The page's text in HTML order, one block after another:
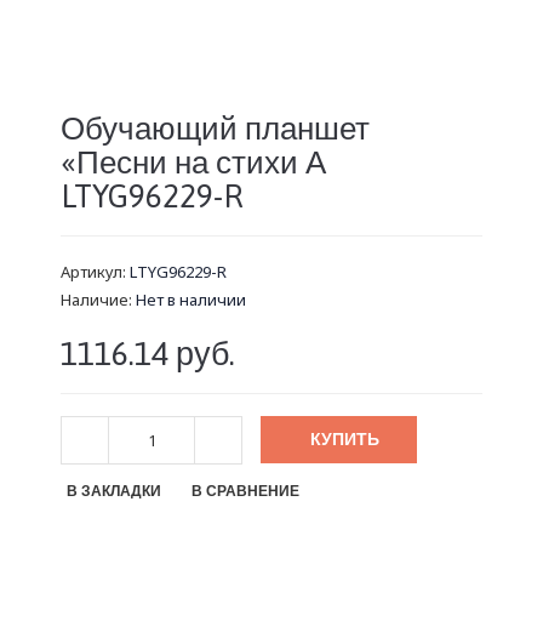
Обучающий планшет
«Песни на стихи А
LTYG96229-R
Артикул: LTYG96229-R
Наличие: Нет в наличии
1116.14 руб.
КУПИТЬ
В ЗАКЛАДКИ В СРАВНЕНИЕ